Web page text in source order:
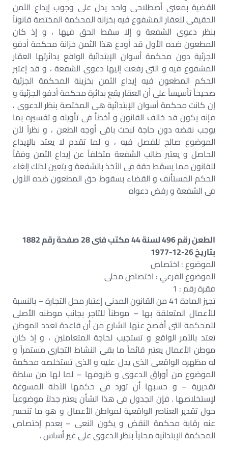
القضية بمعنى أصطلاحى واحد يدل على وجوب إيداع الثمن
الحقيقى للعقار المشفوع فيه بخزانة المحكمة المختصة قانوناً
بنظر دعوى الشفعة و إلا سقط الحق فيها ، و إذ كان
المطعون ضده الأول قد أودع هذا الثمن خزانة محكمة أدفو
الجزئية دون محكمة أسوان الإبتدائية الواقع بدائرتها العقار
المشفوع فيه و التى رفعت إليها دعوى الشفعة ، و قد إعتبر
الحكم المطعون فيه إيداع الثمن بخزينة المحكمة الجزئية
صحيحاً تأسيساً على أن العقار يقع بدائرة محكمة أدفو الجزئية و
إن كانت محكمة أسوان الإبتدائية هى المختصة بنظر الدعوى ،
فإنه يكون قد خالف القانون و أخطأ فى تأويله و تفسيره بما
يوجب نقضه دون حاجة لبحث باقى أوجه الطعن ، و نظراً لأن
الموضوع صالح للفصل فيه ، و لما تقدم لا يعتد بالإيداع
الحاصل و يعتبر طالب الشفعة متخلفاً عن إيداع الثمن وفقاً
للقانون مما يسقط حقة فى الأخذ بالشفعة و يتعين لذلك إلغاء
الحكم المستأنف و القضاء بسقوط حق المطعون ضده الأول
فى الشفعة و رفض دعواه
الطعن رقم 496 لسنة 44 مكتب فنى 28 صفحة رقم 1882
بتاريخ 26-12-1977
الموضوع : اختصاص
الموضوع الفرعي : اختصاص محلى
فقرة رقم : 1
تجيز المادة 41 من القانون المدنى إعتبار محل التجارة – بالنسبة
للأعمال المتعلقة بها – موطناً للتاجر بجانب موطنه الأصلى
للمحكمة التى أفصح عنها الشارع من أن قاعدة تعدد الموطن
تعتد بالأمر الواقع و تستجيب لحاجة المتعاملين ، و إذ كان
موطن الأعمال يعتبر قائماً ما بقى النشاط التجارى مستمراً و
له مظهره الواقعى الذى يدل عليه و الذى تستخلصه محكمة
الموضوع من أوراق الدعوى و ظروفها – لما لها من سلطة
تقديرية – و حسبها أن تورد فى حكمها الأدلة المسوغة
لإستخلاصها . فإن الجدول فى هذا الشأن يعتبر جدلاً موضوعياً
حول تقدير العناصر الواقعية لمواطن الأعمال و هو ما تنحسر
عنه رقابة محكمة النقض و يكون النعى – بعدم إختصاص
المحكمة الإبتدائية محلياً بنظر الدعوى على غير أساس .